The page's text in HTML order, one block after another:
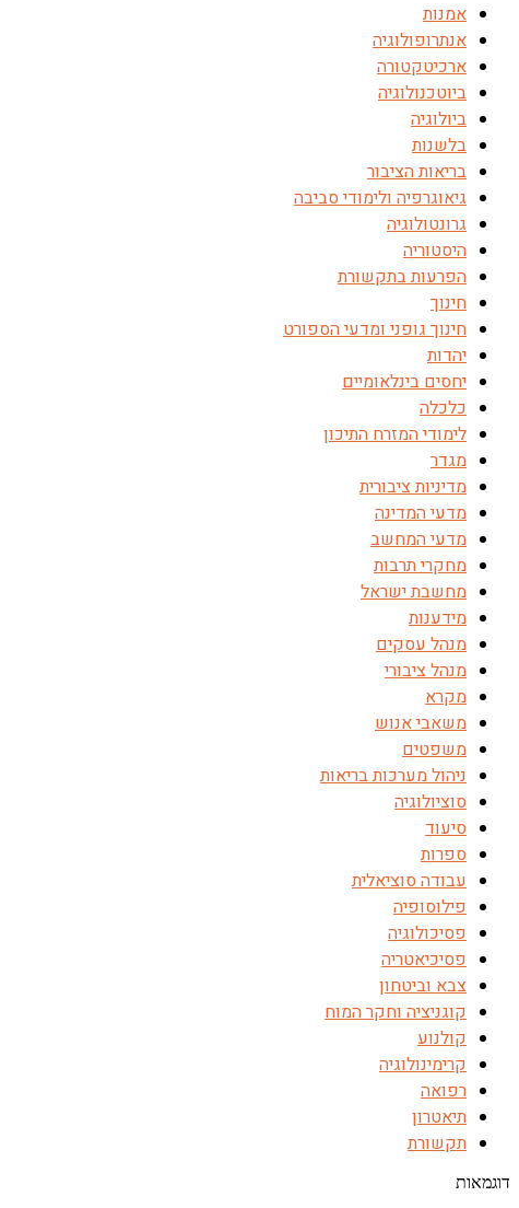
אמנות
אנתרופולוגיה
ארכיטקטורה
ביוטכנולוגיה
ביולוגיה
בלשנות
בריאות הציבור
גיאוגרפיה ולימודי סביבה
גרונטולוגיה
היסטוריה
הפרעות בתקשורת
חינוך
חינוך גופני ומדעי הספורט
יהדות
יחסים בינלאומיים
כלכלה
לימודי המזרח התיכון
מגדר
מדיניות ציבורית
מדעי המדינה
מדעי המחשב
מחקרי תרבות
מחשבת ישראל
מידענות
מנהל עסקים
מנהל ציבורי
מקרא
משאבי אנוש
משפטים
ניהול מערכות בריאות
סוציולוגיה
סיעוד
ספרות
עבודה סוציאלית
פילוסופיה
פסיכולוגיה
פסיכיאטריה
צבא וביטחון
קוגניציה וחקר המוח
קולנוע
קרימינולוגיה
רפואה
תיאטרון
תקשורת
דוגמאות